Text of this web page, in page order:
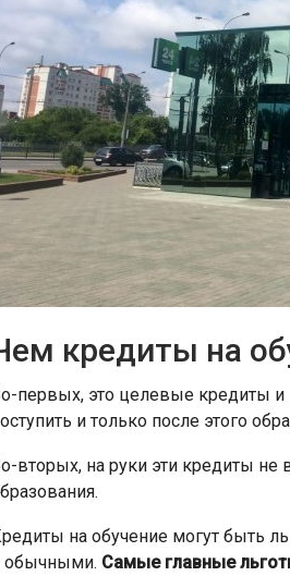
кредиты на
первых, это целевые кредиты и
и только после этого
вторых, на руки эти кредиты не
на обучение могут быть
обычными. Самые главные